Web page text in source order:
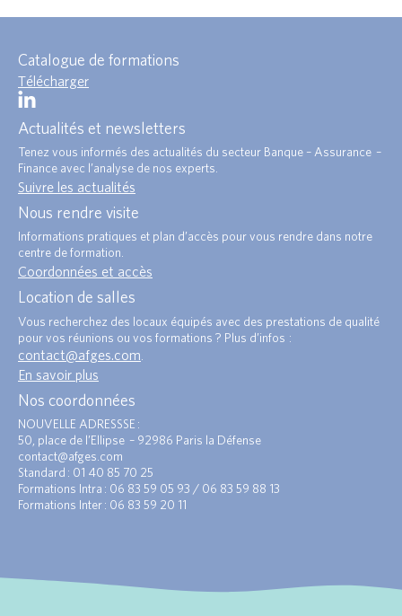
Catalogue de formations
Télécharger
Actualités et newsletters
Tenez vous informés des actualités du secteur Banque – Assurance –
Finance avec l’analyse de nos experts.
Suivre les actualités
Nous rendre visite
Informations pratiques et plan d’accès pour vous rendre dans notre
centre de formation.
Coordonnées et accès
Location de salles
Vous recherchez des locaux équipés avec des prestations de qualité
pour vos réunions ou vos formations ? Plus d’infos :
contact@afges.com
En savoir plus
Nos coordonnées
NOUVELLE ADRESSSE :
50, place de l’Ellipse – 92986 Paris la Défense
contact@afges.com
Standard : 01 40 85 70 25
Formations Intra : 06 83 59 05 93 / 06 83 59 88 13
Formations Inter : 06 83 59 20 11